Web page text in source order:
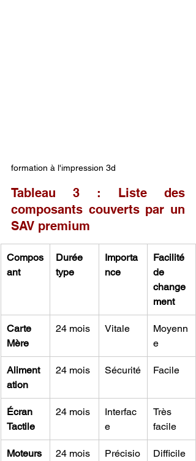
formation à l'impression 3d
Tableau 3 : Liste des
composants couverts par un
SAV premium
Compos
ant
Durée
type
Importa
nce
Facilité
de
change
ment
Carte
Mère
24 mois Vitale
Moyenn
e
Aliment
ation
24 mois Sécurité Facile
Écran
Tactile
24 mois
Interfac
e
Très
facile
Moteurs
24 mois
Précisio
Difficile